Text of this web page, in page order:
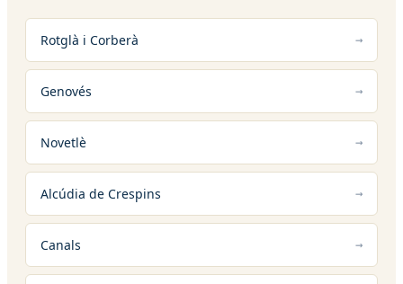
Rotglà i Corberà
Genovés
Novetlè
Alcúdia de Crespins
Canals